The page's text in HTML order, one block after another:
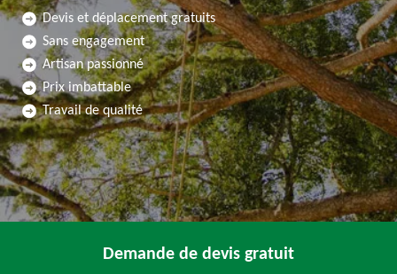
Devis et déplacement gratuits
Sans engagement
Artisan passionné
Prix imbattable
Travail de qualité
Demande de devis gratuit